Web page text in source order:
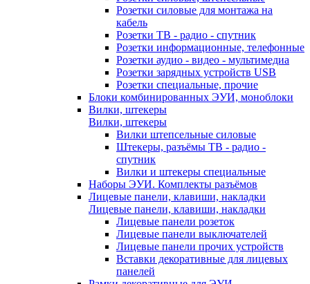
Розетки силовые для монтажа на
кабель
Розетки ТВ - радио - спутник
Розетки информационные, телефонные
Розетки аудио - видео - мультимедиа
Розетки зарядных устройств USB
Розетки специальные, прочие
Блоки комбинированных ЭУИ, моноблоки
Вилки, штекеры
Вилки, штекеры
Вилки штепсельные силовые
Штекеры, разъёмы ТВ - радио -
спутник
Вилки и штекеры специальные
Наборы ЭУИ. Комплекты разъёмов
Лицевые панели, клавиши, накладки
Лицевые панели, клавиши, накладки
Лицевые панели розеток
Лицевые панели выключателей
Лицевые панели прочих устройств
Вставки декоративные для лицевых
панелей